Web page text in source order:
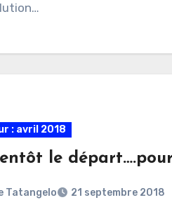
: avril 2018
le
Tatangelo
21 septembre 2018